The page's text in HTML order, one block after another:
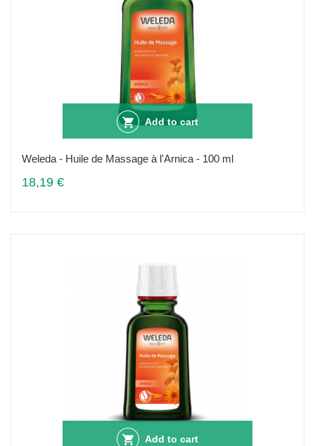
Add to cart
Weleda - Huile de Massage à l'Arnica - 100 ml
18,19 €
Add to cart